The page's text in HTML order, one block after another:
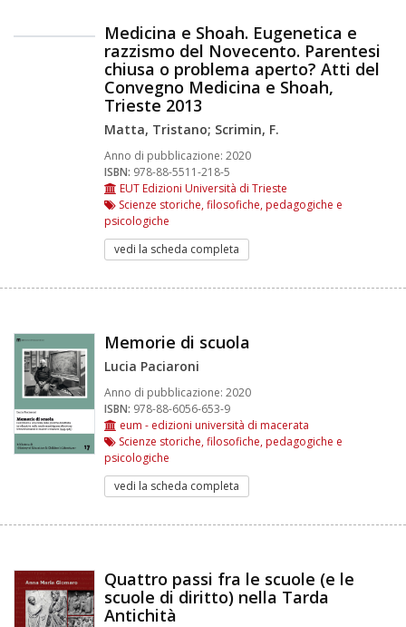
Medicina e Shoah. Eugenetica e
razzismo del Novecento. Parentesi
chiusa o problema aperto? Atti del
Convegno Medicina e Shoah,
Trieste 2013
Matta, Tristano; Scrimin, F.
Anno di pubblicazione: 2020
ISBN: 978-88-5511-218-5
EUT Edizioni Università di Trieste
Scienze storiche, filosofiche, pedagogiche e
psicologiche
vedi la scheda completa
Memorie di scuola
Lucia Paciaroni
Anno di pubblicazione: 2020
ISBN: 978-88-6056-653-9
eum - edizioni università di macerata
Scienze storiche, filosofiche, pedagogiche e
psicologiche
vedi la scheda completa
Quattro passi fra le scuole (e le
scuole di diritto) nella Tarda
Antichità